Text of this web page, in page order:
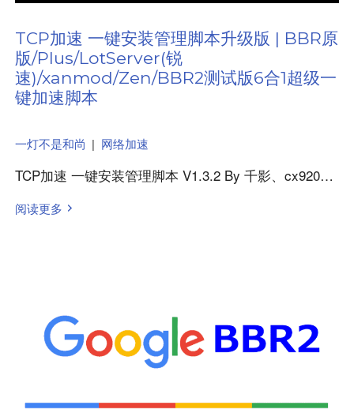
TCP加速 一键安装管理脚本升级版 | BBR原
版/Plus/LotServer(锐
速)/xanmod/Zen/BBR2测试版6合1超级一
键加速脚本
一灯不是和尚 | 网络加速
TCP加速 一键安装管理脚本 V1.3.2 By 千影、cx920…
阅读更多